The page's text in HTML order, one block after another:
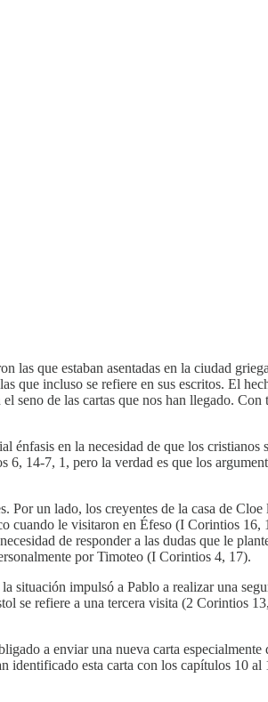
las que estaban asentadas en la ciudad
que incluso se refiere en sus escritos. El
seno de las cartas que nos han llegado. Con
énfasis en la necesidad de que los cristianos
14-7, 1, pero la verdad es que los
Por un lado, los creyentes de la casa de
cuando le visitaron en Éfeso (I Corintios 16,
de responder a las dudas que le
por Timoteo (I Corintios 4, 17).
situación impulsó a Pablo a realizar una
se refiere a una tercera visita (2 Corintios
a enviar una nueva carta especialmente
identificado esta carta con los capítulos 10 al